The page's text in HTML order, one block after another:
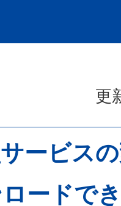
更
ービス
ードで